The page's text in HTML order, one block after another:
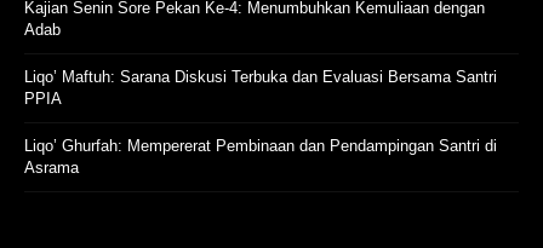
Kajian Senin Sore Pekan Ke-4: Menumbuhkan Kemuliaan dengan
Adab
Liqo’ Maftuh: Sarana Diskusi Terbuka dan Evaluasi Bersama Santri
PPIA
Liqo’ Ghurfah: Mempererat Pembinaan dan Pendampingan Santri di
Asrama